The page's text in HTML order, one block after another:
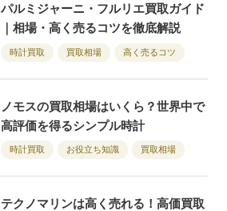
パルミジャーニ・フルリエ買取ガイド
｜相場・高く売るコツを徹底解説
時計買取 買取相場 高く売るコツ
ノモスの買取相場はいくら？世界中で
高評価を得るシンプル時計
時計買取 お役立ち知識 買取相場
テクノマリンは高く売れる！高価買取